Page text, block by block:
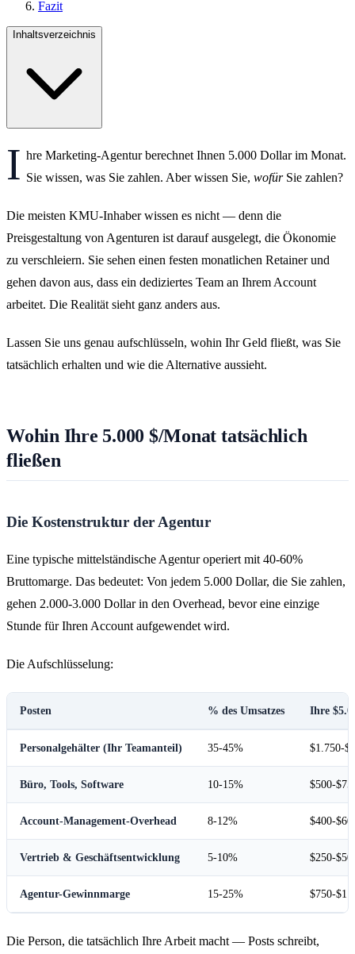
Fazit
Inhaltsverzeichnis
I hre Marketing-Agentur berechnet Ihnen 5.000 Dollar im Monat.
Sie wissen, was Sie zahlen. Aber wissen Sie, wofürSie zahlen?
Die meisten KMU-Inhaber wissen es nicht — denn die
Preisgestaltung von Agenturen ist darauf ausgelegt, die Ökonomie
zu verschleiern. Sie sehen einen festen monatlichen Retainer und
gehen davon aus, dass ein dediziertes Team an Ihrem Account
arbeitet. Die Realität sieht ganz anders aus.
Lassen Sie uns genau aufschlüsseln, wohin Ihr Geld fließt, was Sie
tatsächlich erhalten und wie die Alternative aussieht.
Wohin Ihre 5.000 $/Monat tatsächlich
fließen
Die Kostenstruktur der Agentur
Eine typische mittelständische Agentur operiert mit 40-60%
Bruttomarge. Das bedeutet: Von jedem 5.000 Dollar, die Sie zahlen,
gehen 2.000-3.000 Dollar in den Overhead, bevor eine einzige
Stunde für Ihren Account aufgewendet wird.
Die Aufschlüsselung:
Posten % des Umsatzes Ihre
Personalgehälter (Ihr Teamanteil) 35-45% $1.750-
Büro, Tools, Software 10-15% $500-
Account-Management-Overhead 8-12% $400-
Vertrieb & Geschäftsentwicklung 5-10% $250-
Agentur-Gewinnmarge 15-25% $750-
Die Person, die tatsächlich Ihre Arbeit macht — Posts schreibt,